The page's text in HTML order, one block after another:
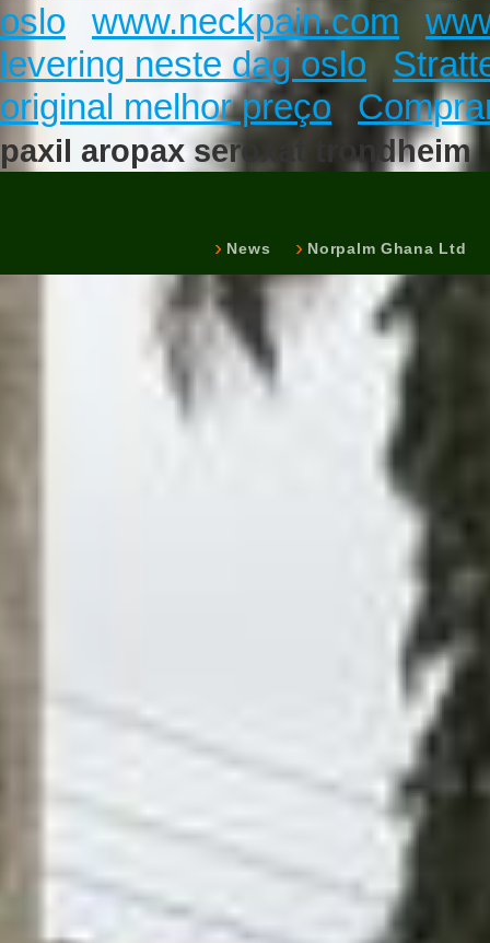
oslo
www.neckpain.com
levering neste dag oslo
original melhor preço
paxil aropax seroxat trondheim
News Norpalm Ghana Ltd